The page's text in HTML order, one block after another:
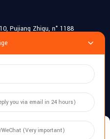
Pujiang Zhigu, n° 1188
de Minhang, Shanghai,
Consent